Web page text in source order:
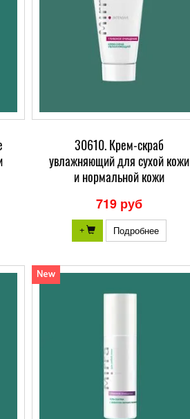
30610. Крем-скраб
увлажняющий для сухой кожи
и нормальной кожи
719 руб
+ Подробнее